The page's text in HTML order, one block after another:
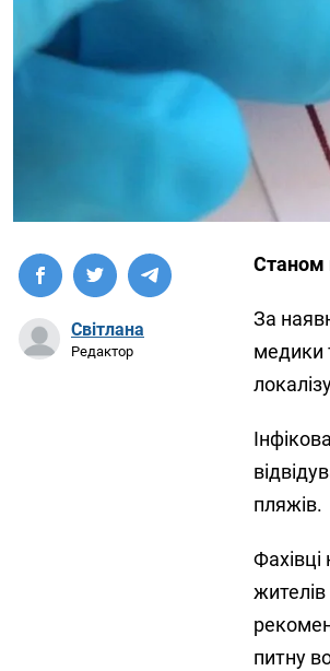
Світлана
Редактор
Станом
За
медики
пляжів.
питну